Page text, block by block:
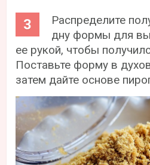
Распределите
дну формы для
ее рукой, чтобы
Поставьте форму в
затем дайте основе